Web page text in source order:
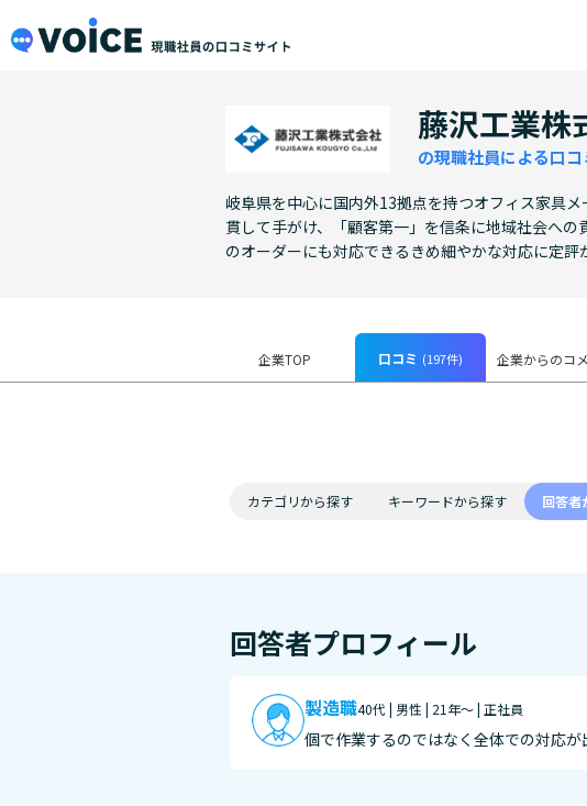
メインコンテンツにスキップ
藤沢工業株
の現職社員による口
岐阜県を中心に国内外13拠点を持つオフィス家具
貫して手がけ、「顧客第一」を信条に地域社会へ
のオーダーにも対応できるきめ細やかな対応に定評
企業TOP 口コミ (197件) 企業からのコ
カテゴリから探す キーワードから探す 回答者
回答者プロフィール
製造職40代 | 男性 | 21年～ | 正社員
個で作業するのではなく全体での対応が